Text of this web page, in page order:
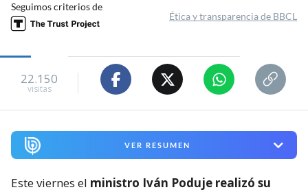
Seguimos criterios de
Ética y transparencia de BBCL
22.150
visitas
VER RESUMEN
Este viernes el ministro Iván Poduje realizó su